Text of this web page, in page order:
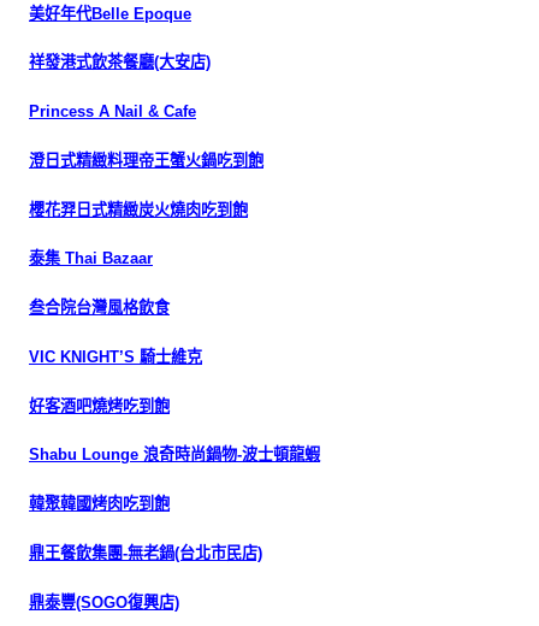
美好年代Belle Epoque
祥發港式飲茶餐廳(大安店)
Princess A Nail & Cafe
澄日式精緻料理帝王蟹火鍋吃到飽
櫻花羿日式精緻炭火燒肉吃到飽
泰集 Thai Bazaar
叁合院台灣風格飲食
VIC KNIGHT’S 騎士維克
好客酒吧燒烤吃到飽
Shabu Lounge 浪奇時尚鍋物-波士頓龍蝦
韓聚韓國烤肉吃到飽
鼎王餐飲集團-無老鍋(台北市民店)
鼎泰豐(SOGO復興店)